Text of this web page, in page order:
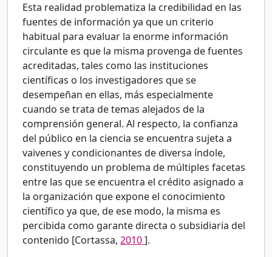
Esta realidad problematiza la credibilidad en las
fuentes de información ya que un criterio
habitual para evaluar la enorme información
circulante es que la misma provenga de fuentes
acreditadas, tales como las instituciones
científicas o los investigadores que se
desempeñan en ellas, más especialmente
cuando se trata de temas alejados de la
comprensión general. Al respecto, la confianza
del público en la ciencia se encuentra sujeta a
vaivenes y condicionantes de diversa índole,
constituyendo un problema de múltiples facetas
entre las que se encuentra el crédito asignado a
la organización que expone el conocimiento
científico ya que, de ese modo, la misma es
percibida como garante directa o subsidiaria del
contenido [Cortassa, 2010].